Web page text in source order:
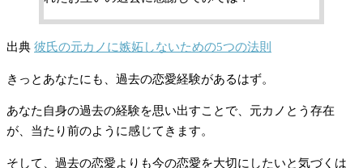
出典 彼氏の元カノに嫉妬しないための5つの法則
きっとあなたにも、過去の恋愛経験があるはず。
あなた自身の過去の経験を思い出すことで、元カノとう存在
が、当たり前のように感じてきます。
そして、過去の恋愛よりも今の恋愛を大切にしたいと気づくは